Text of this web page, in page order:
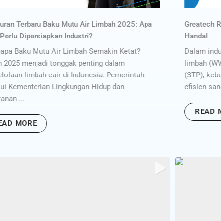
Root Blower – Solusi Blower Industri yang
industri pengolahan air bersih (WTP), air
(WWTP), maupun sewage treatment plant
kebutuhan akan suplai udara yang stabil dan
sangat penting. Salah ...
Panduan
dan Sehat
Air bersih
tangga.
untuk
READ